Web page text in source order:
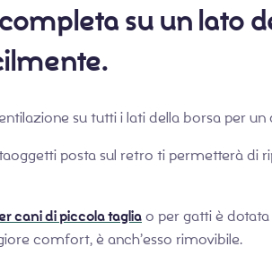
su un lato
su tutti i lati della borsa per un
posta sul retro ti permetterà di
cani di piccola tagliao per gatti è
comfort, è anch’esso rimovibile.